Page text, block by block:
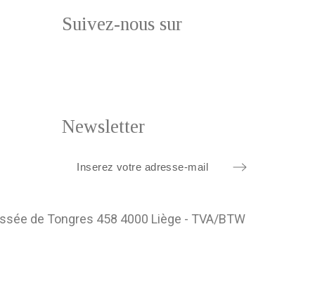
Suivez-nous sur
Newsletter
de Tongres 458 4000 Liège - TVA/BTW